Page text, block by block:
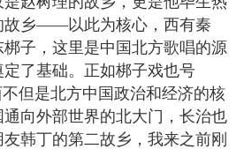
故乡――以此为核心，西有秦
子，这里是中国北方歌唱的源
了基础。正如梆子戏也号
但是北方中国政治和经济的核
向外部世界的北大门，长治也
韩丁的第二故乡，我来之前刚